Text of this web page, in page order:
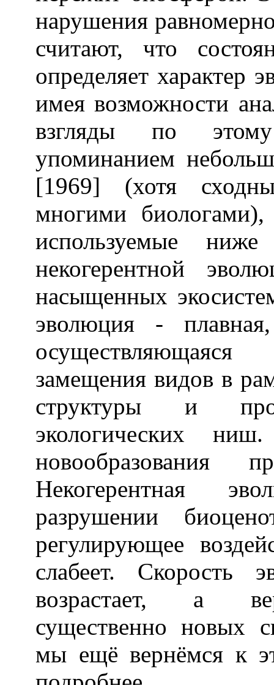
нарушения
считают, что
определяет характер
имея возможности
взгляды по
упоминанием
[1969] (хотя
многими
используемые
некогерентной
насыщенных
эволюция -
замещения видов в
структуры и
экологических
новообразования
Некогерентная
разрушении
регулирующее
слабеет. Скорость
возрастает, а
существенно новых
мы ещё вернёмся к